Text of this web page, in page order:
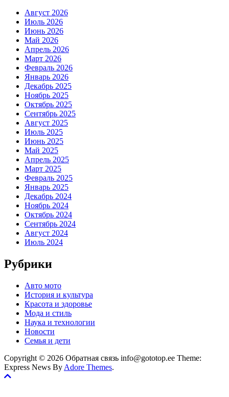
Август 2026
Июль 2026
Июнь 2026
Май 2026
Апрель 2026
Март 2026
Февраль 2026
Январь 2026
Декабрь 2025
Ноябрь 2025
Октябрь 2025
Сентябрь 2025
Август 2025
Июль 2025
Июнь 2025
Май 2025
Апрель 2025
Март 2025
Февраль 2025
Январь 2025
Декабрь 2024
Ноябрь 2024
Октябрь 2024
Сентябрь 2024
Август 2024
Июль 2024
Рубрики
Авто мото
История и культура
Красота и здоровье
Мода и стиль
Наука и технологии
Новости
Семья и дети
Copyright © 2026 Обратная связь info@gototop.ee Theme:
Express News By Adore Themes.